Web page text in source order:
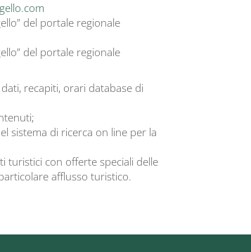
del portale regionale
del portale regionale
recapiti, orari database di
sistema di ricerca on line per la
turistici con offerte speciali delle
afflusso turistico.